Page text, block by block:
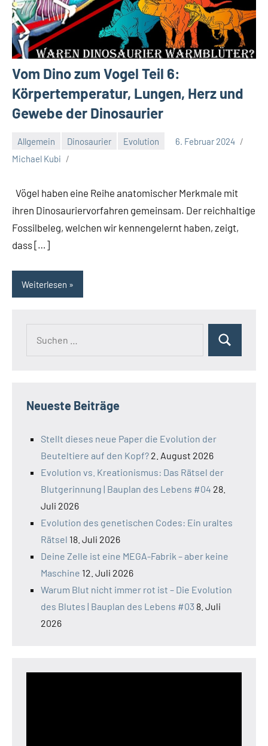
Vom Dino zum Vogel Teil 6:
Körpertemperatur, Lungen, Herz und
Gewebe der Dinosaurier
Allgemein Dinosaurier Evolution
6. Februar 2024
Michael Kubi
Vögel haben eine Reihe anatomischer Merkmale mit
ihren Dinosauriervorfahren gemeinsam. Der reichhaltige
Fossilbeleg, welchen wir kennengelernt haben, zeigt,
dass […]
Weiterlesen
Suchen
Neueste Beiträge
Stellt dieses neue Paper die Evolution der
Beuteltiere auf den Kopf? 2. August 2026
Evolution vs. Kreationismus: Das Rätsel der
Blutgerinnung | Bauplan des Lebens #04 28.
Juli 2026
Evolution des genetischen Codes: Ein uraltes
Rätsel 18. Juli 2026
Deine Zelle ist eine MEGA-Fabrik – aber keine
Maschine 12. Juli 2026
Warum Blut nicht immer rot ist – Die Evolution
des Blutes | Bauplan des Lebens #03 8. Juli
2026